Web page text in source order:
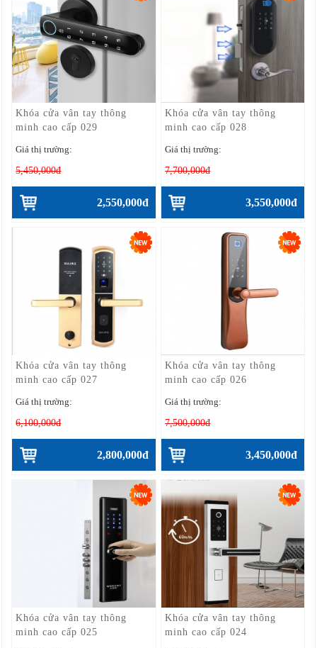
Khóa cửa vân tay thông
minh cao cấp 029
Giá thị trường:
5,450,000đ
2,550,000đ
Khóa cửa vân tay thông
minh cao cấp 028
Giá thị trường:
7,700,000đ
3,550,000đ
Khóa cửa vân tay thông
minh cao cấp 027
Giá thị trường:
6,100,000đ
2,800,000đ
Khóa cửa vân tay thông
minh cao cấp 026
Giá thị trường:
7,500,000đ
3,450,000đ
Khóa cửa vân tay thông
minh cao cấp 025
Khóa cửa vân tay thông
minh cao cấp 024